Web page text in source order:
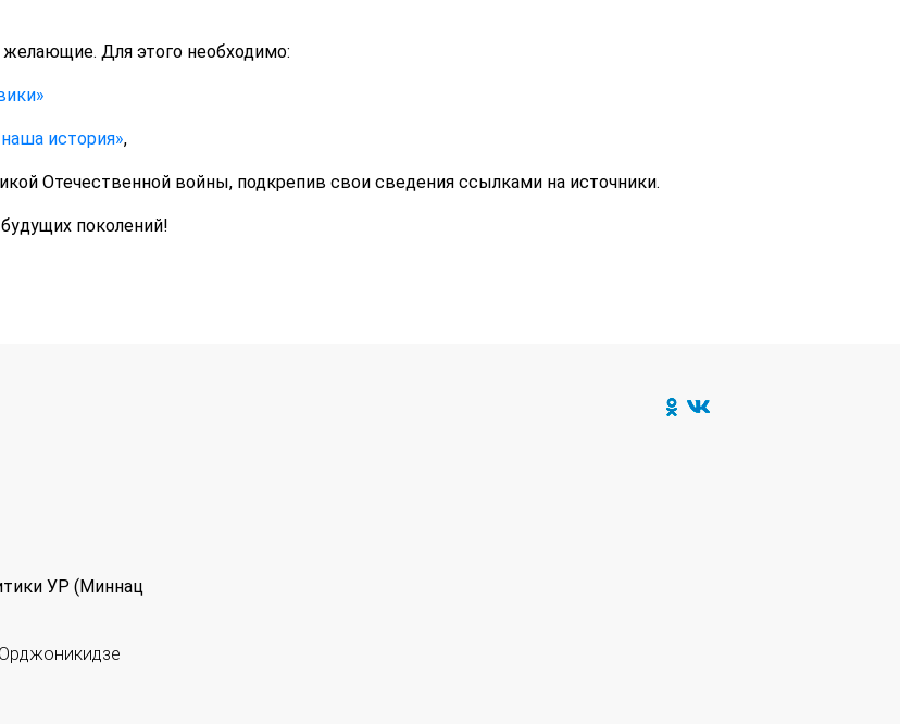
Для этого необходимо:
история»,
Отечественной войны, подкрепив свои сведения ссылками на источники.
поколений!
УР (Миннац